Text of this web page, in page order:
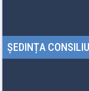
ȘEDINȚA